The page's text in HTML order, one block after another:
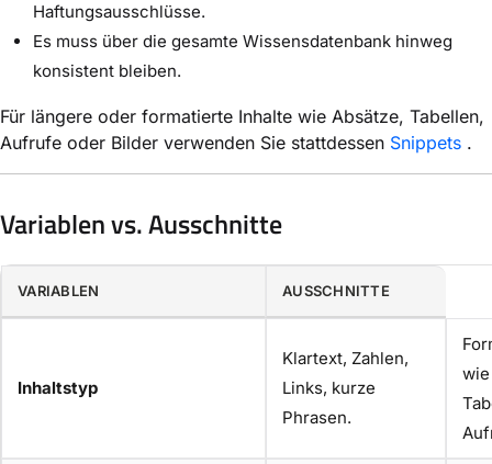
Haftungsausschlüsse.
Es muss über die gesamte Wissensdatenbank hinweg
konsistent bleiben.
Für längere oder formatierte Inhalte wie Absätze, Tabellen,
Aufrufe oder Bilder verwenden Sie stattdessen Snippets .
Variablen vs. Ausschnitte
VARIABLEN AUSSCHNITTE
Inhaltstyp
Klartext, Zahlen,
Links, kurze
Phrasen.